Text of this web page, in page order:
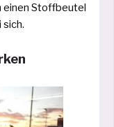
einen Stoffbeutel